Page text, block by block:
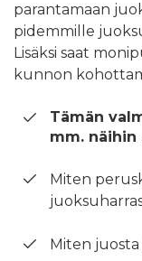
parantamaan
pidemmille
Lisäksi saat
kunnon
Tämän
mm. näihin
Miten
Miten